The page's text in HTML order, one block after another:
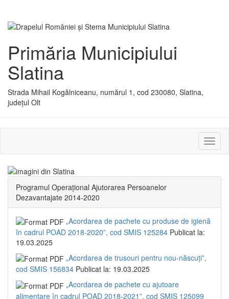
Primăria Municipiului
Slatina
Strada Mihail Kogălniceanu, numărul 1, cod 230080, Slatina,
județul Olt
sau
Programul Operațional Ajutorarea Persoanelor
Dezavantajate 2014-2020
„Acordarea de pachete cu produse de igienă
în cadrul POAD 2018-2020”, cod SMIS 125284 Publicat la:
19.03.2025
„Acordarea de trusouri pentru nou-născuți”,
cod SMIS 156834 Publicat la: 19.03.2025
„Acordarea de pachete cu ajutoare
alimentare în cadrul POAD 2018-2021”, cod SMIS 125099